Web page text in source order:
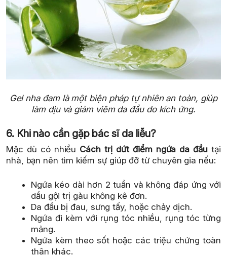
Gel nha đam là một biện pháp tự nhiên an toàn, giúp
làm dịu và giảm viêm da đầu do kích ứng.
6. Khi nào cần gặp bác sĩ da liễu?
Mặc dù có nhiều Cách trị dứt điểm ngứa da đầu tại
nhà, bạn nên tìm kiếm sự giúp đỡ từ chuyên gia nếu:
Ngứa kéo dài hơn 2 tuần và không đáp ứng với
dầu gội trị gàu không kê đơn.
Da đầu bị đau, sưng tấy, hoặc chảy dịch.
Ngứa đi kèm với rụng tóc nhiều, rụng tóc từng
mảng.
Ngứa kèm theo sốt hoặc các triệu chứng toàn
thân khác.